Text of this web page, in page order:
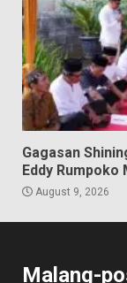
Gagasan
Eddy Rumpoko
August 9, 2026
Malang-